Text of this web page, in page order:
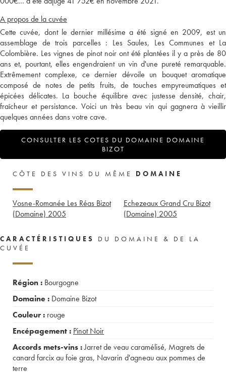
A propos de la cuvée
Cette cuvée, dont le dernier millésime a été signé en 2009, est un
assemblage de trois parcelles : Les Saules, Les Communes et La
Colombière. Les vignes de pinot noir ont été plantées il y a près de 80
ans et, pourtant, elles engendraient un vin d'une pureté remarquable.
Extrêmement complexe, ce dernier dévoile un bouquet aromatique
composé de notes de petits fruits, de touches empyreumatiques et
épicées délicates. La bouche équilibre avec justesse densité, chair,
fraîcheur et persistance. Voici un très beau vin qui gagnera à vieillir
quelques années dans votre cave.
CONSULTER LES COTES DU DOMAINE DOMAINE
BIZOT
CÔTE DES VINS DU MÊME DOMAINE
Vosne-Romanée Les Réas Bizot
(Domaine) 2005
Echezeaux Grand Cru Bizot
(Domaine) 2005
CARACTÉRISTIQUES
DU DOMAINE & DE LA
CUVÉE
Région : Bourgogne
Domaine : Domaine Bizot
Couleur : rouge
Encépagement : Pinot Noir
Accords mets-vins :Jarret de veau caramélisé, Magrets de
canard farcix au foie gras, Navarin d'agneau aux pommes de
terre